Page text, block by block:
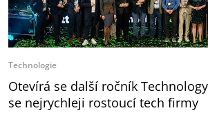
Technologie
Otevírá se další ročník
se nejrychleji rostoucí tech firmy